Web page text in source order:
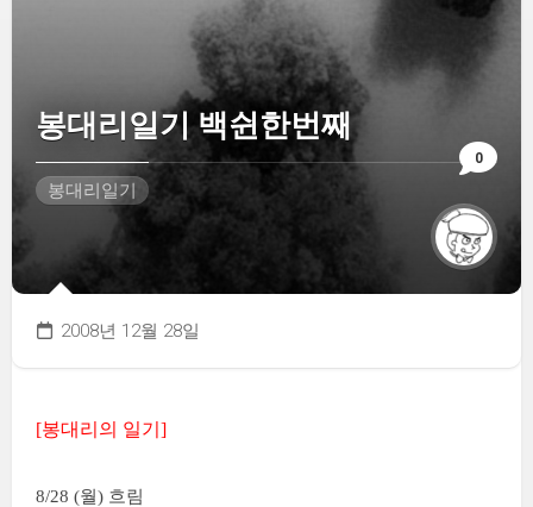
0
봉대리일기 백쉰한번째
봉대리일기
2008년 12월 28일
[봉대리의 일기]
8/28 (월) 흐림